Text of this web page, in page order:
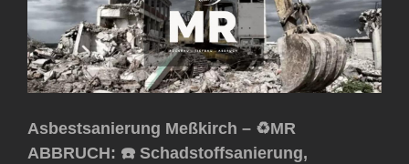
Asbestsanierung Meßkirch – ♻️MR
ABBRUCH: ☎️ Schadstoffsanierung,